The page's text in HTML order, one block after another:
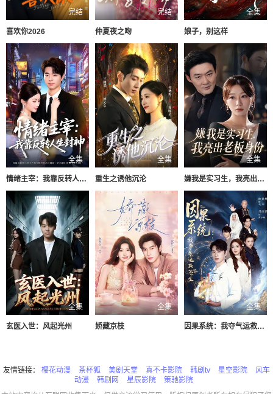
完结
喜欢你2026
完结
仲夏夜之吻
全集
娘子，别这样
全集
情绪主宰：我靠反转人生封神
全集
重生之诱他沉沦
全集
嫌我是实习生，我亮出老板身份
全集
玄医入世：风起光州
全集
娇藏京枝
全集
因果系统：我夺气运救苍生
友情链接： 樱花动漫 茶杯狐 美剧天堂 真不卡影院 韩剧tv 星空影院
风车
动漫
韩剧网 星辰影院
策驰影院